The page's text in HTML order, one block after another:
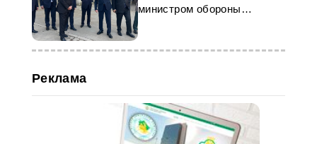
министром обороны
Великобритании
Реклама